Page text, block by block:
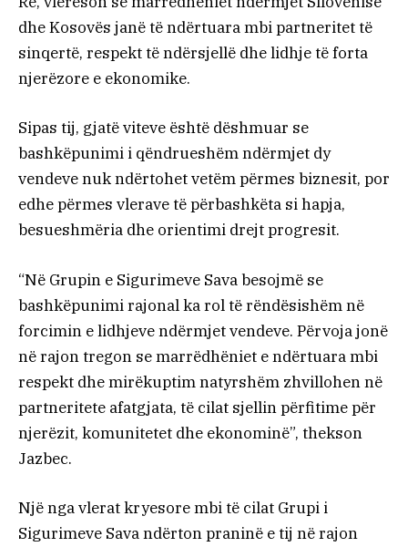
dhe Kosovës janë të ndërtuara mbi partneritet të
sinqertë, respekt të ndërsjellë dhe lidhje të forta
njerëzore e ekonomike.
Sipas tij, gjatë viteve është dëshmuar se
bashkëpunimi i qëndrueshëm ndërmjet dy
vendeve nuk ndërtohet vetëm përmes biznesit, por
edhe përmes vlerave të përbashkëta si hapja,
besueshmëria dhe orientimi drejt progresit.
“Në Grupin e Sigurimeve Sava besojmë se
bashkëpunimi rajonal ka rol të rëndësishëm në
forcimin e lidhjeve ndërmjet vendeve. Përvoja jonë
në rajon tregon se marrëdhëniet e ndërtuara mbi
respekt dhe mirëkuptim natyrshëm zhvillohen në
partneritete afatgjata, të cilat sjellin përfitime për
njerëzit, komunitetet dhe ekonominë”, thekson
Jazbec.
Një nga vlerat kryesore mbi të cilat Grupi i
Sigurimeve Sava ndërton praninë e tij në rajon